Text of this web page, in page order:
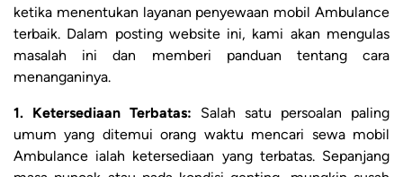
ketika menentukan layanan penyewaan mobil Ambulance
terbaik. Dalam posting website ini, kami akan mengulas
masalah ini dan memberi panduan tentang cara
menanganinya.
1. Ketersediaan Terbatas: Salah satu persoalan paling
umum yang ditemui orang waktu mencari sewa mobil
Ambulance ialah ketersediaan yang terbatas. Sepanjang